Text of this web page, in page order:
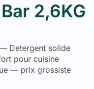
2,6KG
Detergent solide
pour cuisine
— prix grossiste